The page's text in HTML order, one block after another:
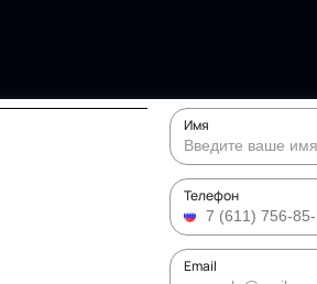
Имя
Телефон
Email